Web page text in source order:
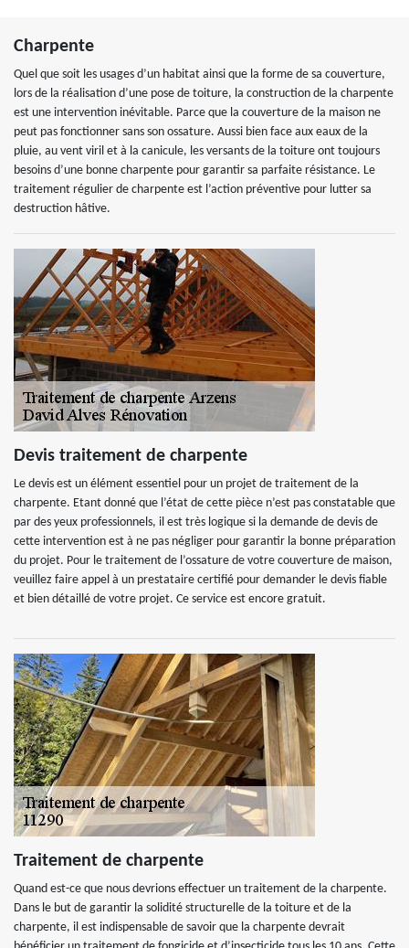
Charpente
Quel que soit les usages d’un habitat ainsi que la forme de sa couverture,
lors de la réalisation d’une pose de toiture, la construction de la charpente
est une intervention inévitable. Parce que la couverture de la maison ne
peut pas fonctionner sans son ossature. Aussi bien face aux eaux de la
pluie, au vent viril et à la canicule, les versants de la toiture ont toujours
besoins d’une bonne charpente pour garantir sa parfaite résistance. Le
traitement régulier de charpente est l’action préventive pour lutter sa
destruction hâtive.
Devis traitement de charpente
Le devis est un élément essentiel pour un projet de traitement de la
charpente. Etant donné que l’état de cette pièce n’est pas constatable que
par des yeux professionnels, il est très logique si la demande de devis de
cette intervention est à ne pas négliger pour garantir la bonne préparation
du projet. Pour le traitement de l’ossature de votre couverture de maison,
veuillez faire appel à un prestataire certifié pour demander le devis fiable
et bien détaillé de votre projet. Ce service est encore gratuit.
Traitement de charpente
Quand est-ce que nous devrions effectuer un traitement de la charpente.
Dans le but de garantir la solidité structurelle de la toiture et de la
charpente, il est indispensable de savoir que la charpente devrait